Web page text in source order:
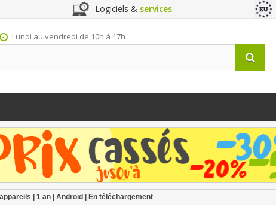
Logiciels & services
Lundi au vendredi de 10h à 17h
| 1 an | Android | En téléchargement